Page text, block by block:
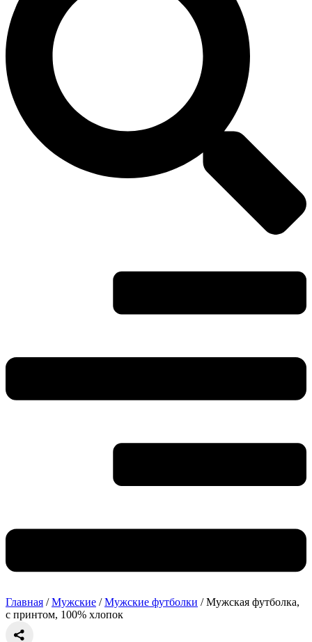
Главная /Мужские /Мужские футболки / Мужская футболка,
с принтом, 100% хлопок